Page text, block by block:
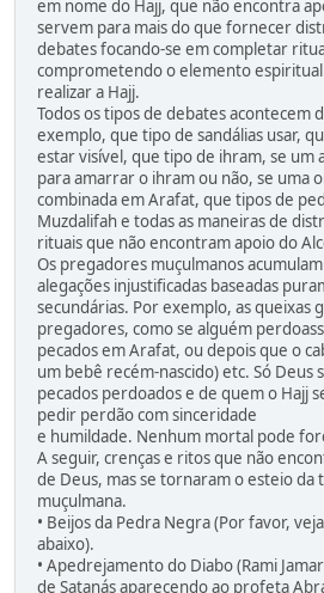
em nome do Hajj, que não encontra
servem para mais do que fornecer
debates focando-se em completar
comprometendo o elemento
realizar a Hajj.
Todos os tipos de debates acontecem
exemplo, que tipo de sandálias usar,
estar visível, que tipo de ihram, se um
para amarrar o ihram ou não, se uma
combinada em Arafat, que tipos de
Muzdalifah e todas as maneiras de
rituais que não encontram apoio do
Os pregadores muçulmanos
alegações injustificadas baseadas
secundárias. Por exemplo, as queixas
pregadores, como se alguém
pecados em Arafat, ou depois que o
um bebê recém-nascido) etc. Só Deus
pecados perdoados e de quem o Hajj
pedir perdão com sinceridade
e humildade. Nenhum mortal pode
A seguir, crenças e ritos que não
de Deus, mas se tornaram o esteio da
muçulmana.
• Beijos da Pedra Negra (Por favor,
abaixo).
• Apedrejamento do Diabo (Rami
de Satanás aparecendo ao profeta